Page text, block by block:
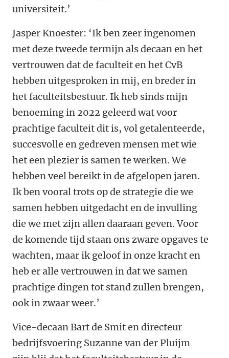
universiteit.’
Jasper Knoester: ‘Ik ben zeer ingenomen
met deze tweede termijn als decaan en het
vertrouwen dat de faculteit en het CvB
hebben uitgesproken in mij, en breder in
het faculteitsbestuur. Ik heb sinds mijn
benoeming in 2022 geleerd wat voor
prachtige faculteit dit is, vol getalenteerde,
succesvolle en gedreven mensen met wie
het een plezier is samen te werken. We
hebben veel bereikt in de afgelopen jaren.
Ik ben vooral trots op de strategie die we
samen hebben uitgedacht en de invulling
die we met zijn allen daaraan geven. Voor
de komende tijd staan ons zware opgaves te
wachten, maar ik geloof in onze kracht en
heb er alle vertrouwen in dat we samen
prachtige dingen tot stand zullen brengen,
ook in zwaar weer.’
Vice-decaan Bart de Smit en directeur
bedrijfsvoering Suzanne van der Pluijm